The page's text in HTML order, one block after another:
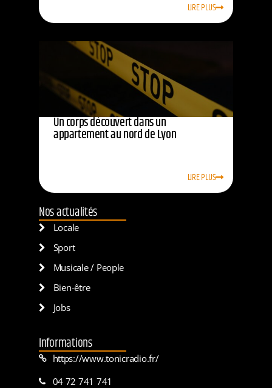
LIRE PLUS
Un corps découvert dans un
appartement au nord de Lyon
LIRE PLUS
Nos actualités
Locale
Sport
Musicale / People
Bien-être
Jobs
Informations
https://www.tonicradio.fr/
04 72 741 741